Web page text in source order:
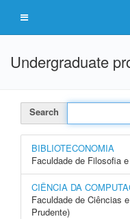
Undergraduate
Search
BIBLIOTECONOMIA
Faculdade de Filosofia
CIÊNCIA DA
Faculdade de Ciências
Prudente)